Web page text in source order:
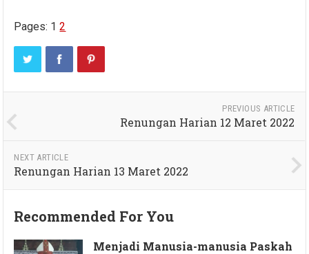
Pages: 1 2
PREVIOUS ARTICLE
Renungan Harian 12 Maret 2022
NEXT ARTICLE
Renungan Harian 13 Maret 2022
Recommended For You
Menjadi Manusia-manusia Paskah